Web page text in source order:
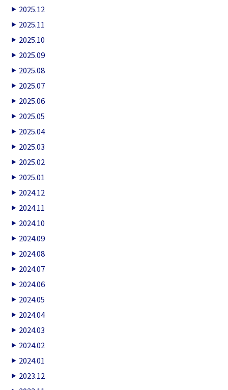
2025.12
2025.11
2025.10
2025.09
2025.08
2025.07
2025.06
2025.05
2025.04
2025.03
2025.02
2025.01
2024.12
2024.11
2024.10
2024.09
2024.08
2024.07
2024.06
2024.05
2024.04
2024.03
2024.02
2024.01
2023.12